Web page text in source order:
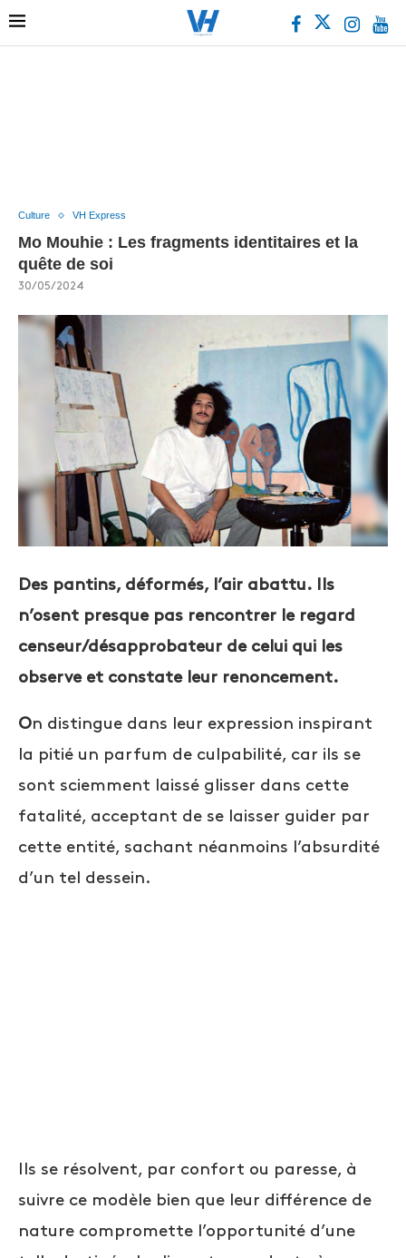
Culture VH Express
Mo Mouhie : Les fragments identitaires et la
quête de soi
30/05/2024
Des pantins, déformés, l’air abattu. Ils
n’osent presque pas rencontrer le regard
censeur/désapprobateur de celui qui les
observe et constate leur renoncement.
On distingue dans leur expression inspirant
la pitié un parfum de culpabilité, car ils se
sont sciemment laissé glisser dans cette
fatalité, acceptant de se laisser guider par
cette entité, sachant néanmoins l’absurdité
d’un tel dessein.
Ils se résolvent, par confort ou paresse, à
suivre ce modèle bien que leur différence de
nature compromette l’opportunité d’une